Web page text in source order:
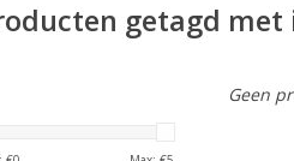
getagd met
Geen